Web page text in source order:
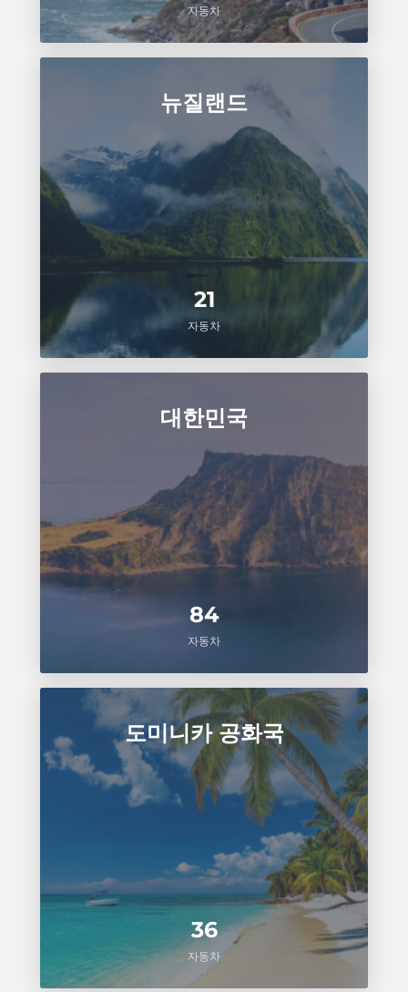
자동차
21
자동차
뉴질랜드
84
자동차
대한민국
36
자동차
도미니카 공화국